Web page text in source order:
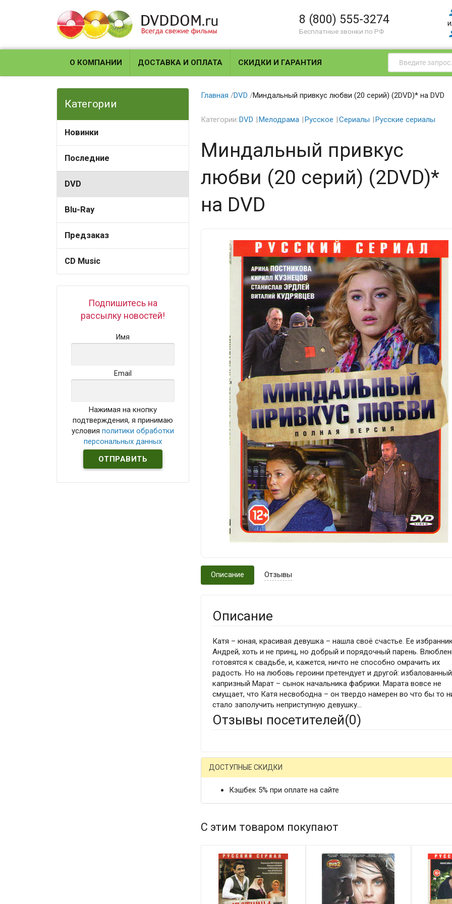
8 (800) 555-3274
Бесплатные звонки по РФ
О КОМПАНИИ ДОСТАВКА И ОПЛАТА СКИДКИ И ГАРАНТИЯ
Категории
Новинки
Последние
DVD
Blu-Ray
Предзаказ
CD Music
Подпишитесь на
рассылку новостей!
Имя
Email
Нажимая на кнопку
подтверждения, я принимаю
условияполитики обработки
персональных данных
Главная /DVD /Миндальный привкус любви (20 серий) (2DVD)* на DVD
Категории:DVD Мелодрама Русское Сериалы Русские сериалы
Миндальный привкус
любви (20 серий) (2DVD)*
на DVD
Описание Отзывы
Описание
Катя – юная, красивая девушка – нашла своё счастье. Ее
Андрей, хоть и не принц, но добрый и порядочный парень.
готовятся к свадьбе, и, кажется, ничто не способно омрачить их
радость. Но на любовь героини претендует и другой:
капризный Марат – сынок начальника фабрики. Марата вовсе не
смущает, что Катя несвободна – он твердо намерен во что бы то
стало заполучить неприступную девушку...
Отзывы посетителей(0)
ДОСТУПНЫЕ СКИДКИ
Кэшбек 5% при оплате на сайте
С этим товаром покупают